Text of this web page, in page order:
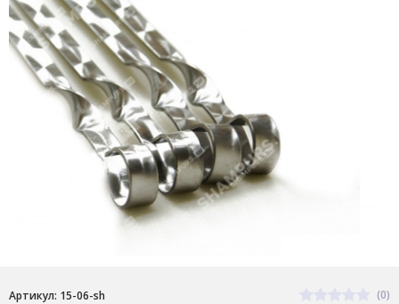
Артикул: 15-06-sh (0)